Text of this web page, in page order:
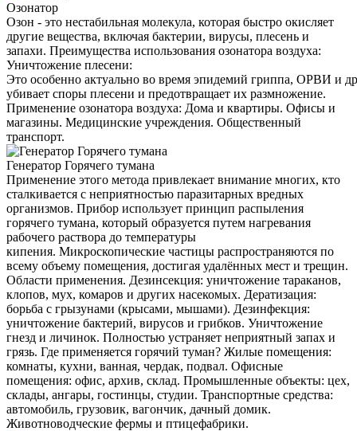
Озонатор
Озон - это нестабильная молекула, которая быстро окисляет
другие вещества, включая бактерии, вирусы, плесень и
запахи. Преимущества использования озонатора воздуха:
Уничтожение плесени:
Это особенно актуально во время эпидемий гриппа, ОРВИ и
убивает споры плесени и предотвращает их размножение.
Применение озонатора воздуха: Дома и квартиры. Офисы и
магазины. Медицинские учреждения. Общественный
транспорт.
Генератор Горячего тумана
Применение этого метода привлекает внимание многих, кто
сталкивается с неприятностью паразитарных вредных
организмов. Прибор использует принцип распыления
горячего тумана, который образуется путем нагревания
рабочего раствора до температуры
кипения. Микроскопические частицы распространяются по
всему объему помещения, достигая удалённых мест и трещин.
Области применения. Дезинсекция: уничтожение тараканов,
клопов, мух, комаров и других насекомых. Дератизация:
борьба с грызунами (крысами, мышами). Дезинфекция:
уничтожение бактерий, вирусов и грибков. Уничтожение
гнезд и личинок. Полностью устраняет неприятный запах и
грязь. Где применяется горячий туман? Жилые помещения:
комнаты, кухни, ванная, чердак, подвал. Офисные
помещения: офис, архив, склад. Промышленные объекты: цех,
склады, ангары, гостинцы, студии. Транспортные средства:
автомобиль, грузовик, вагончик, дачный домик.
Животноводческие фермы и птицефабрики.